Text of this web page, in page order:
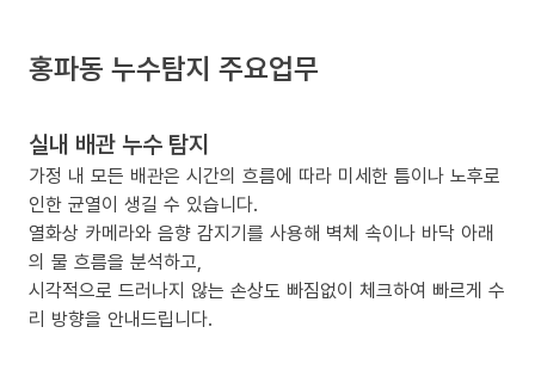
홍파동 누수탐지 주요업무
실내 배관 누수 탐지
가정 내 모든 배관은 시간의 흐름에 따라 미세한 틈이나 노후로
인한 균열이 생길 수 있습니다.
열화상 카메라와 음향 감지기를 사용해 벽체 속이나 바닥 아래
의 물 흐름을 분석하고,
시각적으로 드러나지 않는 손상도 빠짐없이 체크하여 빠르게 수
리 방향을 안내드립니다.